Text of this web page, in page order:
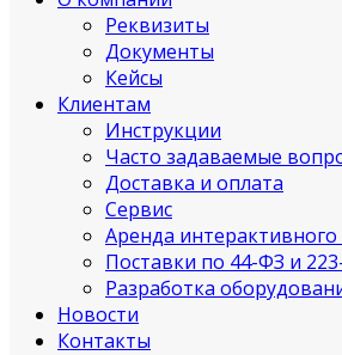
Реквизиты
Документы
Кейсы
Клиентам
Инструкции
Часто задаваемые
Доставка и оплата
Сервис
Аренда
Поставки по 44-ФЗ и
Разработка
Новости
Контакты